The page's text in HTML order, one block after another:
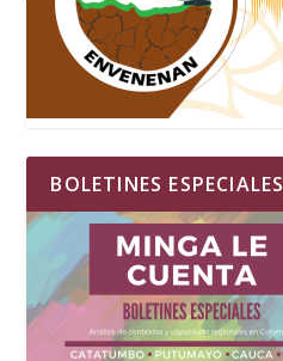
BOLETINES ESPECIALES